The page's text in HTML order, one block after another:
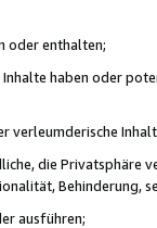
oder enthalten;
haben oder
verleumderische
die Privatsphäre
Behinderung,
ausführen;